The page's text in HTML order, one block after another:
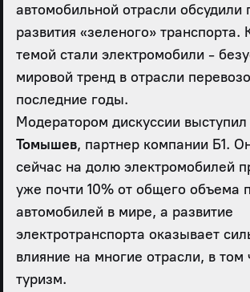
автомобильной отрасли обсудили
развития «зеленого» транспорта.
темой стали электромобили -
мировой тренд в отрасли
последние годы.
Модератором дискуссии выступил
Томышев, партнер компании Б1.
сейчас на долю электромобилей
уже почти 10% от общего объема
автомобилей в мире, а развитие
электротранспорта оказывает
влияние на многие отрасли, в том
туризм.